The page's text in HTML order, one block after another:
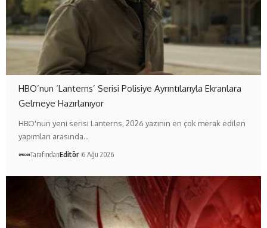
HBO’nun ‘Lanterns’ Serisi Polisiye Ayrıntılarıyla Ekranlara
Gelmeye Hazırlanıyor
HBO'nun yeni serisi Lanterns, 2026 yazının en çok merak edilen
yapımları arasında…
TarafındanEditör 6 Ağu 2026